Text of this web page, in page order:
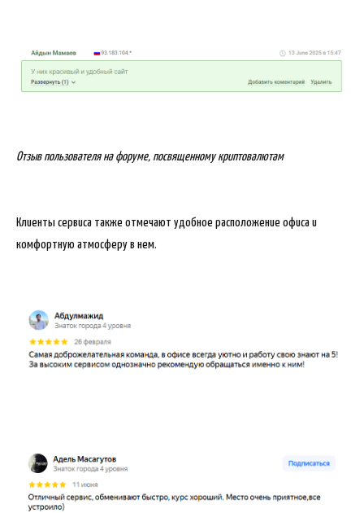
Отзыв пользователя на форуме, посвященному криптовалютам
Клиенты сервиса также отмечают удобное расположение офиса и
комфортную атмосферу в нем.